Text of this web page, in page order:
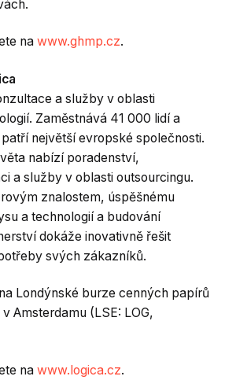
na www.ghmp.cz.
a služby v oblasti
Zaměstnává 41 000 lidí a
největší evropské společnosti.
nabízí poradenství,
a služby v oblasti outsourcingu.
znalostem, úspěšnému
a technologií a budování
dokáže inovativně řešit
svých zákazníků.
Londýnské burze cenných papírů
Amsterdamu (LSE: LOG,
na www.logica.cz.